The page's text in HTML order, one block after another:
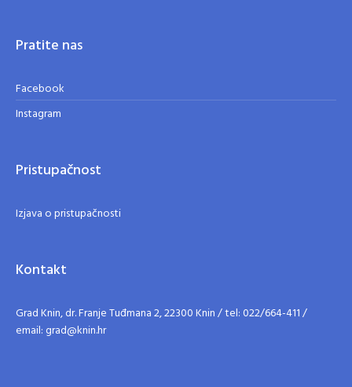
Pratite nas
Facebook
Instagram
Pristupačnost
Izjava o pristupačnosti
Kontakt
Grad Knin, dr. Franje Tuđmana 2, 22300 Knin / tel: 022/664-411 /
email: grad@knin.hr